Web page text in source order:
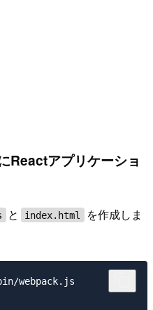
アプリケーショ
と index.html
を作成しま
webpack.js